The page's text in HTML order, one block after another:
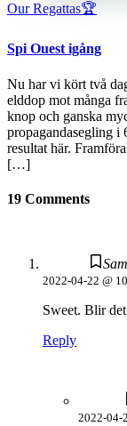
Our Regattas🏆
Spi Ouest igång
Nu har vi kört två
elddop mot många
knop och ganska
propagandasegling i
resultat här.
[…]
19 Comments
2022-04-22 @
Sweet. Blir
Reply
2022-04-